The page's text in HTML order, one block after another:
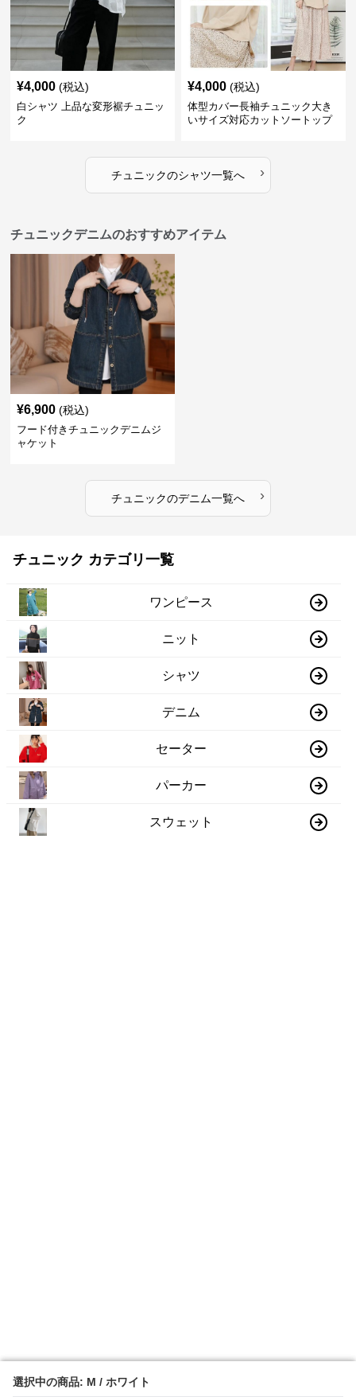
選択中の商品: M / ホワイト
選択中の商品: M / ホワイト
¥4,000 (税込)
白シャツ 上品な変形裾チュニッ
ク
¥4,000 (税込)
体型カバー長袖チュニック大き
いサイズ対応カットソートップ
チュニックのシャツ一覧へ ›
チュニックデニムのおすすめアイテム
¥6,900 (税込)
フード付きチュニックデニムジ
ャケット
チュニックのデニム一覧へ ›
チュニック カテゴリ一覧
ワンピース
ニット
シャツ
デニム
セーター
パーカー
スウェット